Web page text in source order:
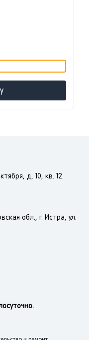
д. 10, кв. 12.
обл., г. Истра, ул.